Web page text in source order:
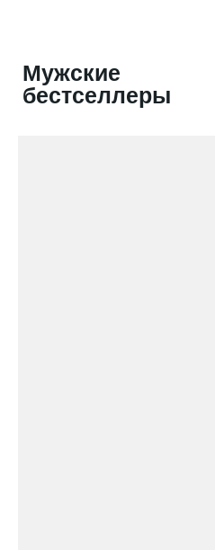
Мужские
бестселлеры